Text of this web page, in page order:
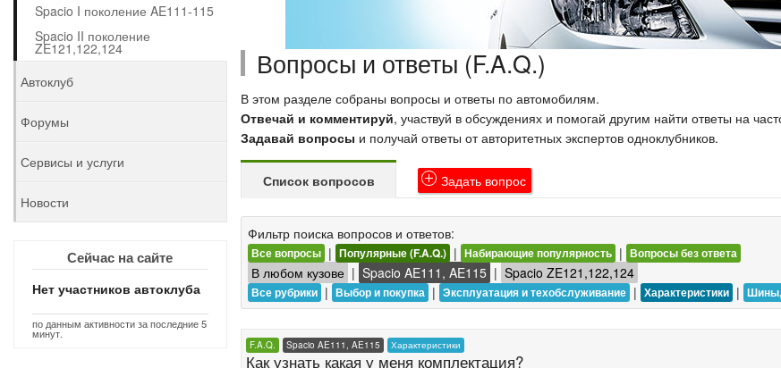
Вопросы и ответы (F.A.Q.)
В этом разделе собраны вопросы и ответы по автомобилям.
Отвечай и комментируй, участвуй в обсуждениях и помогай другим найти ответы на
Задавай вопросы и получай ответы от авторитетных экспертов одноклубников.
Список вопросов Задать вопрос
Фильтр поиска вопросов и ответов:
Все вопросы | Популярные (F.A.Q.) | Набирающие популярность | Вопросы без ответа
В любом кузове | Spacio AE111, AE115 | Spacio ZE121,122,124
Все рубрики | Выбор и покупка | Эксплуатация и техобслуживание | Характеристики |
F.A.Q. Spacio AE111, AE115 Характеристики
Как узнать какая у меня комплектация?
Spacio I поколение AE111-115
Spacio II поколение
ZE121,122,124
Автоклуб
Форумы
Сервисы и услуги
Новости
Сейчас на сайте
Нет участников автоклуба
по данным активности за последние 5
минут.